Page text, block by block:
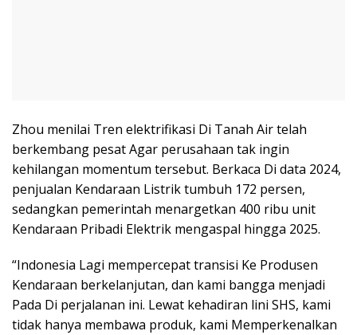
Zhou menilai Tren elektrifikasi Di Tanah Air telah
berkembang pesat Agar perusahaan tak ingin
kehilangan momentum tersebut. Berkaca Di data 2024,
penjualan Kendaraan Listrik tumbuh 172 persen,
sedangkan pemerintah menargetkan 400 ribu unit
Kendaraan Pribadi Elektrik mengaspal hingga 2025.
“Indonesia Lagi mempercepat transisi Ke Produsen
Kendaraan berkelanjutan, dan kami bangga menjadi
Pada Di perjalanan ini. Lewat kehadiran lini SHS, kami
tidak hanya membawa produk, kami Memperkenalkan